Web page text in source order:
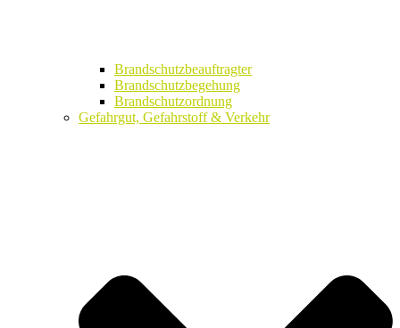
Brandschutzbeauftragter
Brandschutzbegehung
Brandschutzordnung
Gefahrgut, Gefahrstoff & Verkehr